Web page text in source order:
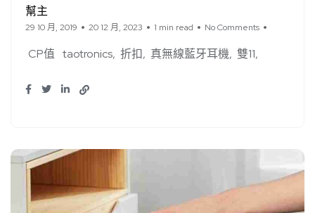
幫主
29 10 月, 2019 20 12 月, 2023 1 min read No Comments
CP值 taotronics 折扣 真無線藍牙耳機 雙11